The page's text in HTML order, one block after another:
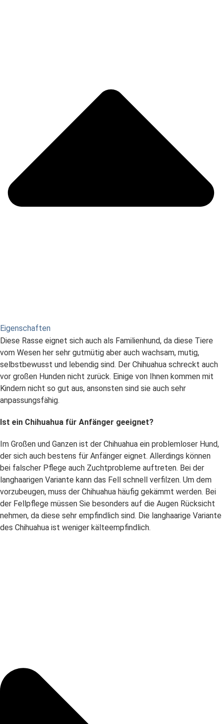
Eigenschaften
Diese Rasse eignet sich auch als Familienhund, da diese Tiere
vom Wesen her sehr gutmütig aber auch wachsam, mutig,
selbstbewusst und lebendig sind. Der Chihuahua schreckt auch
vor großen Hunden nicht zurück. Einige von Ihnen kommen mit
Kindern nicht so gut aus, ansonsten sind sie auch sehr
anpassungsfähig.
Ist ein Chihuahua für Anfänger geeignet?
Im Großen und Ganzen ist der Chihuahua ein problemloser Hund,
der sich auch bestens für Anfänger eignet. Allerdings können
bei falscher Pflege auch Zuchtprobleme auftreten. Bei der
langhaarigen Variante kann das Fell schnell verfilzen. Um dem
vorzubeugen, muss der Chihuahua häufig gekämmt werden. Bei
der Fellpflege müssen Sie besonders auf die Augen Rücksicht
nehmen, da diese sehr empfindlich sind. Die langhaarige Variante
des Chihuahua ist weniger kälteempfindlich.